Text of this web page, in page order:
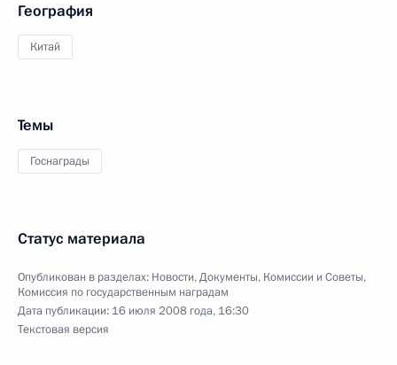
География
Китай
Темы
Госнаграды
Статус материала
Опубликован в разделах: Новости,Документы, Комиссии и Советы,
Комиссия по государственным наградам
Дата публикации: 16 июля 2008 года, 16:30
Текстовая версия